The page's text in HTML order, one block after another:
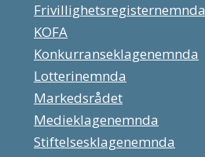
Frivillighetsregisternemnda
KOFA
Konkurranseklagenemnda
Lotterinemnda
Markedsrådet
Medieklagenemnda
Stiftelsesklagenemnda